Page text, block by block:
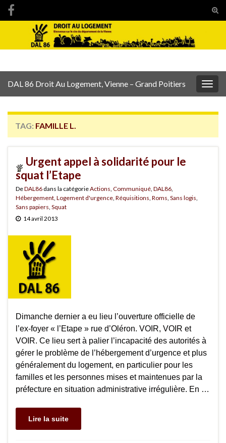
Search for:
DAL 86 Droit Au Logement, Vienne – Grand Poitiers
TAG: FAMILLE L.
Urgent appel à solidarité pour le
squat l’Etape
DeDAL86 dans la catégorieActions, Communiqué, DAL86,
Hébergement, Logement d'urgence, Réquisitions, Roms, Sans logis,
Sans papiers, Squat
14 avril 2013
Dimanche dernier a eu lieu l’ouverture officielle de
l’ex-foyer « l’Etape » rue d’Oléron. VOIR, VOIR et
VOIR. Ce lieu sert à palier l’incapacité des autorités à
gérer le problème de l’hébergement d’urgence et plus
généralement du logement, en particulier pour les
familles et les personnes mises et maintenues par la
préfecture en situation administrative irrégulière. En …
Lire la suite